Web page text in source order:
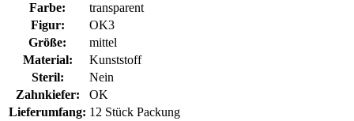
Farbe:
transparent
Figur:
OK3
Größe:
mittel
Material:
Kunststoff
Steril:
Nein
Zahnkiefer:
OK
Lieferumfang: 12 Stück Packung